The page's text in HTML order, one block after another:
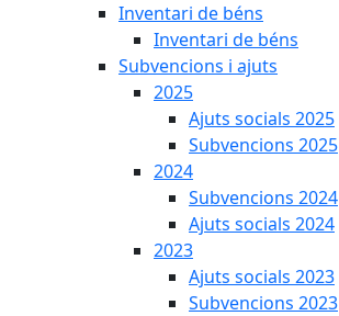
Inventari de béns
Inventari de béns
Subvencions i ajuts
2025
Ajuts socials 2025
Subvencions 2025
2024
Subvencions 2024
Ajuts socials 2024
2023
Ajuts socials 2023
Subvencions 2023